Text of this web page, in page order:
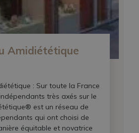
Amidiététique
: Sur toute la France
très axés sur le
est un réseau de
qui ont choisi de
équitable et novatrice